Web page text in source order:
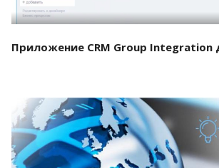
Приложение CRM Group Integration